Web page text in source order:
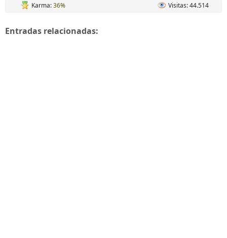
Karma:36% Visitas: 44.514
Entradas relacionadas: